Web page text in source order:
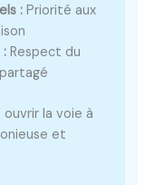
:Priorité aux
Respect du
ouvrir la voie à
et